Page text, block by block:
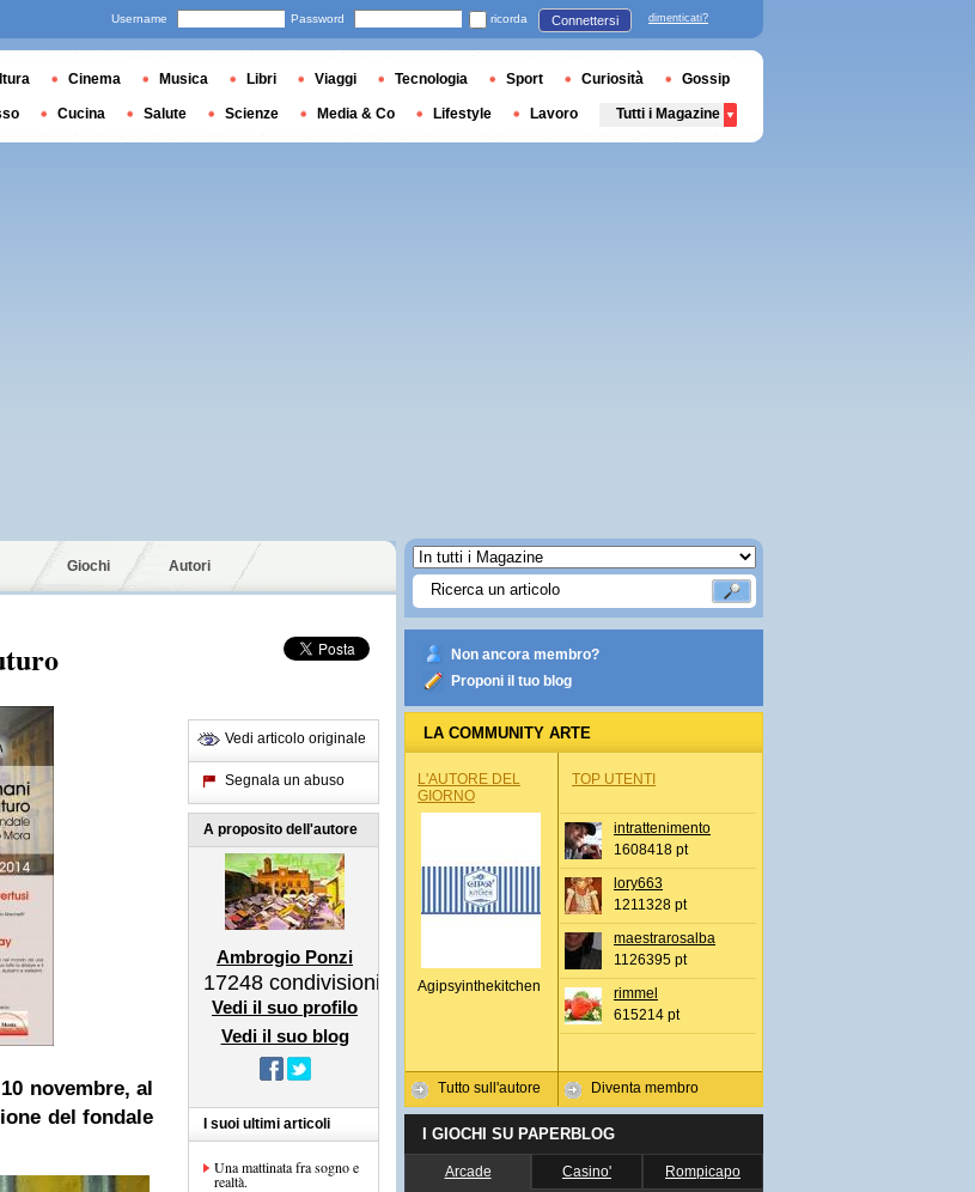
Giochi Autori
novembre, al
del fondale
Vedi articolo originale
Segnala un abuso
A proposito dell'autore
Ambrogio Ponzi
17248 condivisioni
Vedi il suo profilo
Vedi il suo blog
I suoi ultimi articoli
Una mattinata fra sogno e
realtà.
Non ancora membro?
Proponi il tuo blog
LA COMMUNITY ARTE
L'AUTORE DEL
GIORNO
Agipsyinthekitchen
Tutto sull'autore
TOP UTENTI
intrattenimento
1608418 pt
lory663
1211328 pt
maestrarosalba
1126395 pt
rimmel
615214 pt
Diventa membro
I GIOCHI SU PAPERBLOG
Arcade Casino' Rompicapo
Username Password ricorda Connettersi dimenticati?
Cinema Musica Libri Viaggi Tecnologia Sport Curiosità Gossip
Cucina Salute Scienze Media & Co Lifestyle Lavoro Tutti i Magazine